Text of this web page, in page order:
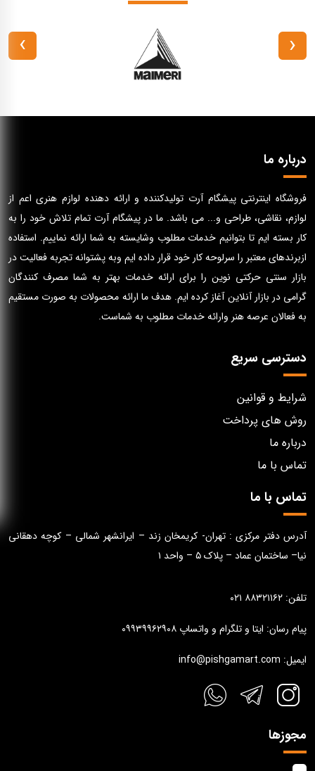
‹
›
درباره ما
فروشگاه اینترنتی پیشگام آرت تولیدکننده و ارائه دهنده لوازم هنری اعم از
لوازم، نقاشی، طراحی و... می باشد. ما در پیشگام آرت تمام تلاش خود را به
کار بسته ایم تا بتوانیم خدمات مطلوب وشایسته به شما ارائه نماییم. استفاده
ازبرندهای معتبر را سرلوحه کار خود قرار داده ایم وبه پشتوانه تجربه فعالیت در
بازار سنتی حرکتی نوین را برای ارائه خدمات بهتر به شما مصرف کنندگان
گرامی در بازار آنلاین آغاز کرده ایم. هدف ما ارائه محصولات به صورت مستقیم
به فعالان عرصه هنر وارائه خدمات مطلوب به شماست.
دسترسی سریع
شرایط و قوانین
روش های پرداخت
درباره ما
تماس با ما
تماس با ما
آدرس دفتر مرکزی : تهران- کریمخان زند – ایرانشهر شمالی – کوچه دهقانی
نیا– ساختمان عماد – پلاک ۵ – واحد ۱
تلفن: ۸۸۳۲۱۱۶۲ ۰۲۱
پیام رسان: ایتا و تلگرام و واتساپ ۰۹۹۳۹۹۶۲۹۰۸
ایمیل: info@pishgamart.com
مجوزها